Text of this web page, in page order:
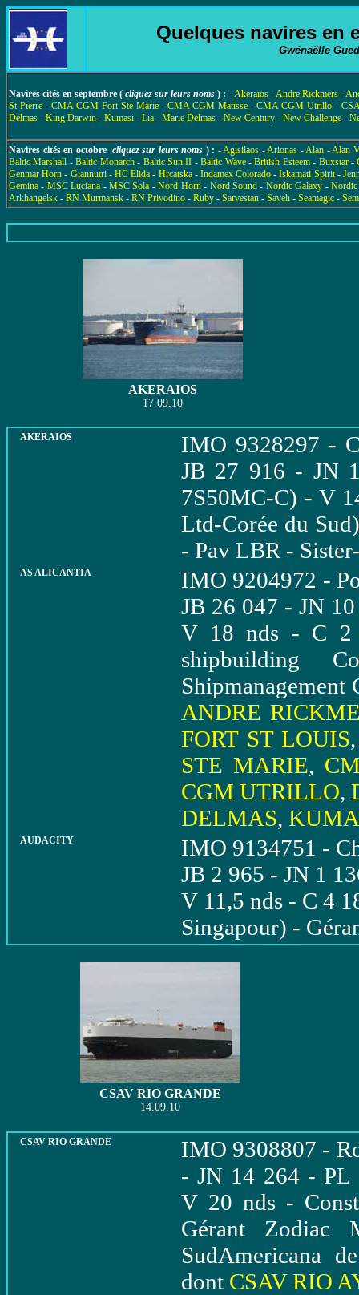
Quelques navires en
Gwénaëlle
Navires cités en septembre ( cliquez sur leurs noms) : - Akeraios-Andre Rickmers-
St Pierre-CMA CGM Fort Ste Marie-CMA CGM Matisse-CMA CGM Utrillo -
Delmas - King Darwin - Kumasi - Lia - Marie Delmas - New Century - New Challenge -
Navires cités en octobre cliquez sur leurs noms ) : -Agisilaos -Arionas -Alan -Alan
Baltic Marshall -Baltic Monarch- Baltic Sun II -Baltic Wave-British Esteem- Buxstar-
Genmar Horn - Giannutri- HC Elida - Hrcatska- Indamex Colorado -Iskamati Spirit-
Gemina - MSC Luciana -MSC Sola -Nord Horn- Nord Sound - Nordic Galaxy -Nordic
Arkhangelsk - RN Murmansk - RN Privodino - Ruby - Sarvestan - Saveh - Seamagic -
AKERAIOS
17.09.10
AKERAIOS
IMO 9328297 -
JB 27 916 - JN
7S50MC-C) - V
Ltd-Corée du
- Pav LBR -
AS ALICANTIA
IMO 9204972 -
JB 26 047 - JN
V 18 nds - C 2
shipbuilding
ANDRE
FORT ST LOUIS
STE MARIE,
CGM UTRILLO,
DELMAS,
AUDACITY
IMO 9134751 -
JB 2 965 - JN 1
V 11,5 nds - C 4
Singapour) -
CSAV RIO GRANDE
14.09.10
CSAV RIO GRANDE
IMO 9308807 -
- JN 14 264 -
V 20 nds -
Gérant Zodiac
SudAmericana
dont CSAV RIO